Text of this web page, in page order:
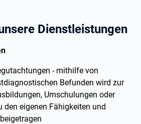
Dienstleistungen
- mithilfe von
Befunden wird zur
Umschulungen oder
den eigenen Fähigkeiten und